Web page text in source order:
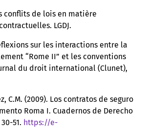
conflits de lois en matière
LGDJ.
sur les interactions entre la
“Rome II” et les conventions
du droit international (Clunet),
C.M. (2009). Los contratos de seguro
Roma I. Cuadernos de Derecho
51. https://e-